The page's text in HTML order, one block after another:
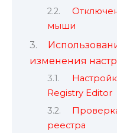
мыши
изменения
Registry Editor
реестра